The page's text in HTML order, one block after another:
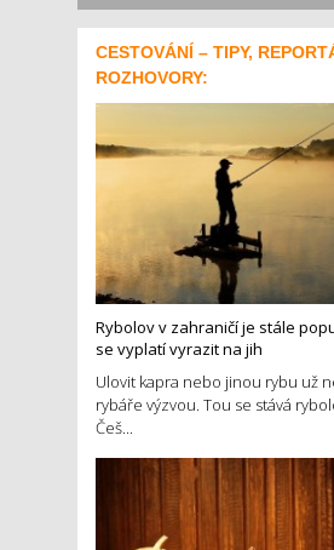
CESTOVÁNÍ – TIPY,
ROZHOVORY:
Rybolov v zahraničí je stále
se vyplatí vyrazit na jih
Ulovit kapra nebo jinou rybu už
rybáře výzvou. Tou se stává
Češ...